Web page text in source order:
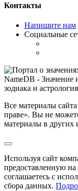
Контакты
Напишите нам
Социальные
NameDB - Значение
зодиака и
Все материалы
праве». Вы не
материалы в других
Используя сайт
предоставленную на
соглашаетесь с
сбора данных.